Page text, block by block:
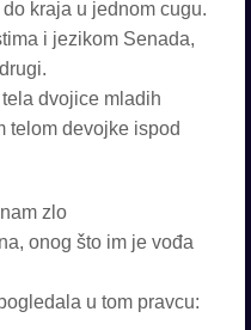
kraja u jednom cugu.
i jezikom Senada,
dvojice mladih
telom devojke ispod
zlo
onog što im je vođa
u tom pravcu: